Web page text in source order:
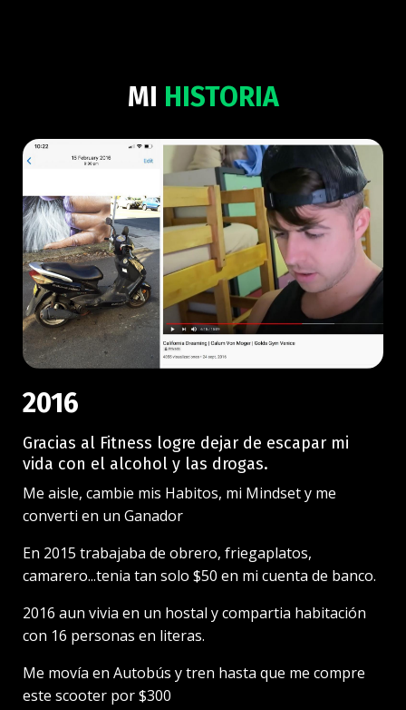
MI HISTORIA
2016
Gracias al Fitness logre dejar de escapar mi
vida con el alcohol y las drogas.
Me aisle, cambie mis Habitos, mi Mindset y me
converti en un Ganador
En 2015 trabajaba de obrero, friegaplatos,
camarero...tenia tan solo $50 en mi cuenta de banco.
2016 aun vivia en un hostal y compartia habitación
con 16 personas en literas.
Me movía en Autobús y tren hasta que me compre
este scooter por $300